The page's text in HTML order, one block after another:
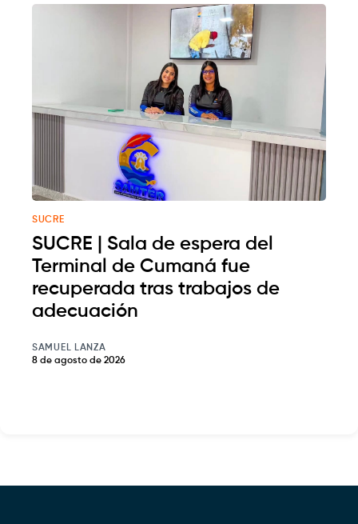
SUCRE
SUCRE | Sala de espera del
Terminal de Cumaná fue
recuperada tras trabajos de
adecuación
SAMUEL LANZA
8 de agosto de 2026